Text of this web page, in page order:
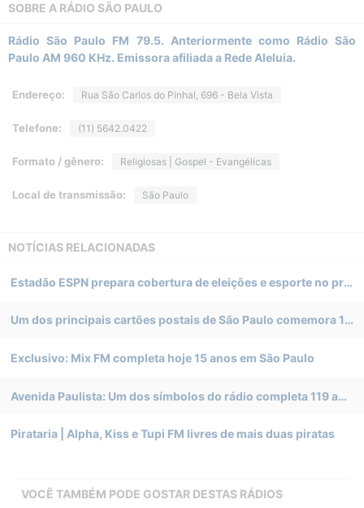
SOBRE A RÁDIO SÃO PAULO
Rádio São Paulo FM 79.5. Anteriormente como Rádio São
Paulo AM 960 KHz. Emissora afiliada a Rede Aleluia.
Endereço: Rua São Carlos do Pinhal, 696 - Bela Vista
Telefone: (11) 5642.0422
Formato / gênero: Religiosas | Gospel - Evangélicas
Local de transmissão: São Paulo
NOTÍCIAS RELACIONADAS
Estadão ESPN prepara cobertura de eleições e esporte no próximo domingo
Um dos principais cartões postais de São Paulo comemora 120 anos
Exclusivo: Mix FM completa hoje 15 anos em São Paulo
Avenida Paulista: Um dos símbolos do rádio completa 119 anos
Pirataria | Alpha, Kiss e Tupi FM livres de mais duas piratas
VOCÊ TAMBÉM PODE GOSTAR DESTAS RÁDIOS